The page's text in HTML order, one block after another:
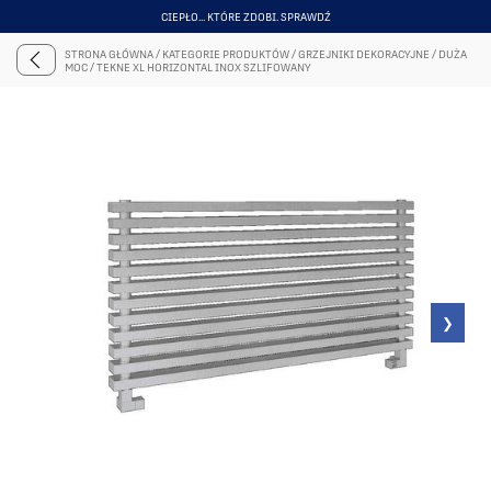
CIEPŁO... KTÓRE ZDOBI. SPRAWDŹ
ITEM
STRONA GŁÓWNA/ KATEGORIE PRODUKTÓW/GRZEJNIKI DEKORACYJNE / DUŻA
MOC/TEKNE XL HORIZONTAL INOX SZLIFOWANY
❯